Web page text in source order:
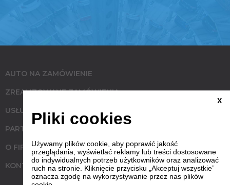
AUTO NA ZAMÓWIENIE
ZREALIZOWANE ZAMÓWIENIA
USŁUGI
PARTNERZY
O FIRMIE
KONTAKT
X
Pliki cookies
Używamy plików cookie, aby poprawić jakość
przeglądania, wyświetlać reklamy lub treści dostosowane
do indywidualnych potrzeb użytkowników oraz analizować
ruch na stronie. Kliknięcie przycisku „Akceptuj wszystkie”
oznacza zgodę na wykorzystywanie przez nas plików